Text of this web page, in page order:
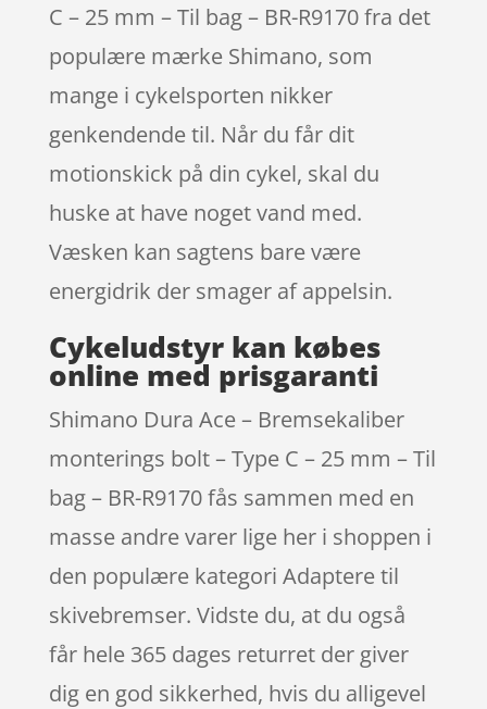
C – 25 mm – Til bag – BR-R9170 fra det
populære mærke Shimano, som
mange i cykelsporten nikker
genkendende til. Når du får dit
motionskick på din cykel, skal du
huske at have noget vand med.
Væsken kan sagtens bare være
energidrik der smager af appelsin.
Cykeludstyr kan købes
online med prisgaranti
Shimano Dura Ace – Bremsekaliber
monterings bolt – Type C – 25 mm – Til
bag – BR-R9170 fås sammen med en
masse andre varer lige her i shoppen i
den populære kategori Adaptere til
skivebremser. Vidste du, at du også
får hele 365 dages returret der giver
dig en god sikkerhed, hvis du alligevel